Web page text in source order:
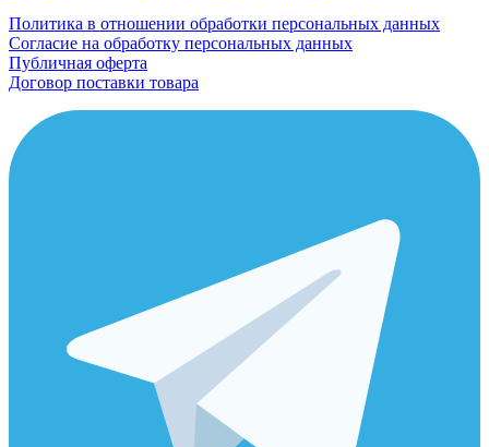
Политика в отношении обработки персональных данных
Согласие на обработку персональных данных
Публичная оферта
Договор поставки товара